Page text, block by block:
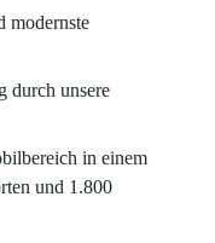
modernste
durch unsere
in einem
und 1.800